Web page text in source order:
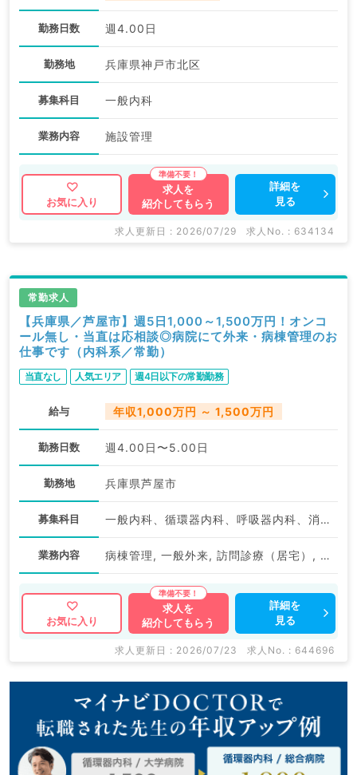
勤務日数 週4.00日
勤務地 兵庫県神戸市北区
募集科目 一般内科
業務内容 施設管理
お気に入り
求人を
紹介してもらう
詳細を
見る
求人更新日 : 2026/07/29 求人No. : 634134
常勤求人
【兵庫県／芦屋市】週5日1,000～1,500万円！オンコ
ール無し・当直は応相談◎病院にて外来・病棟管理のお
仕事です（内科系／常勤）
当直なし 人気エリア 週4日以下の常勤勤務
給与 年収1,000万円 ～ 1,500万円
勤務日数 週4.00日〜5.00日
勤務地 兵庫県芦屋市
募集科目 一般内科、循環器内科、呼吸器内科、消化器内科、内分泌・代謝内科
業務内容 病棟管理, 一般外来, 訪問診療（居宅）, 訪問診療（施設）
お気に入り
求人を
紹介してもらう
詳細を
見る
求人更新日 : 2026/07/23 求人No. : 644696